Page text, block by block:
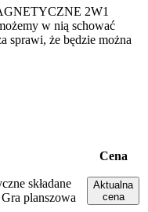
2W1
w nią schować
sprawi, że będzie można
Cena
składane
planszowa
Aktualna
cena